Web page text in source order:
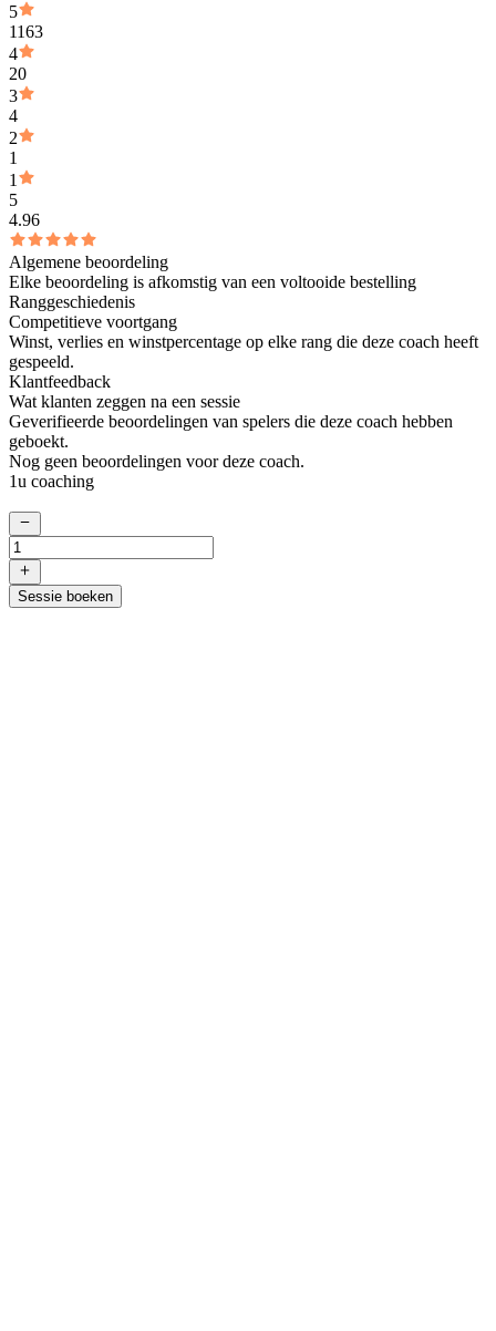
5
1163
4
20
3
4
2
1
1
5
4.96
Algemene beoordeling
Elke beoordeling is afkomstig van een voltooide bestelling
Ranggeschiedenis
Competitieve voortgang
Winst, verlies en winstpercentage op elke rang die deze coach heeft
gespeeld.
Klantfeedback
Wat klanten zeggen na een sessie
Geverifieerde beoordelingen van spelers die deze coach hebben
geboekt.
Nog geen beoordelingen voor deze coach.
1u coaching
Sessie boeken